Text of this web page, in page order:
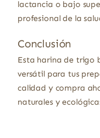
lactancia o bajo
profesional de la
Conclusión
Esta harina de trigo
versátil para tus
calidad y compra
naturales y